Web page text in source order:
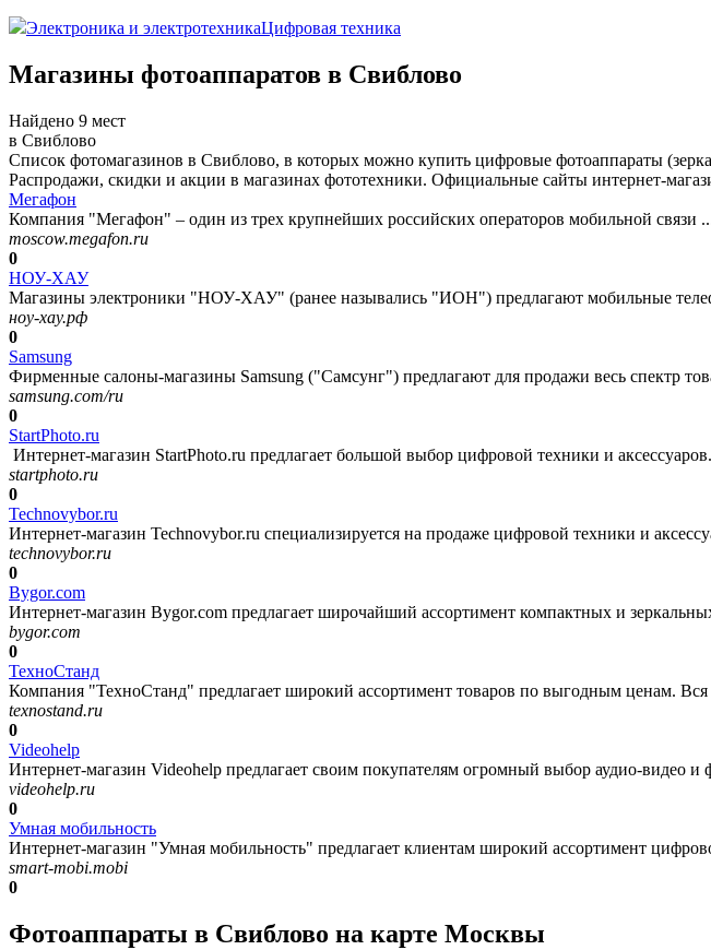
Электроника и электротехникаЦифровая техника
Магазины фотоаппаратов в Свиблово
Найдено 9 мест
в Свиблово
Список фотомагазинов в Свиблово, в которых можно купить цифровые фотоаппараты
Распродажи, скидки и акции в магазинах фототехники. Официальные сайты интернет-
Мегафон
Компания "Мегафон" – один из трех крупнейших российских операторов мобильной связи
moscow.megafon.ru
0
НОУ-ХАУ
Магазины электроники "НОУ-ХАУ" (ранее назывались "ИОН") предлагают мобильные
ноу-хау.рф
0
Samsung
Фирменные салоны-магазины Samsung ("Самсунг") предлагают для продажи весь спектр
samsung.com/ru
0
StartPhoto.ru
Интернет-магазин StartPhoto.ru предлагает большой выбор цифровой техники и
startphoto.ru
0
Technovybor.ru
Интернет-магазин Technovybor.ru специализируется на продаже цифровой техники и
technovybor.ru
0
Bygor.com
Интернет-магазин Bygor.com предлагает широчайший ассортимент компактных и
bygor.com
0
ТехноСтанд
Компания "ТехноСтанд" предлагает широкий ассортимент товаров по выгодным ценам. Вся
texnostand.ru
0
Videohelp
Интернет-магазин Videohelp предлагает своим покупателям огромный выбор аудио-видео и
videohelp.ru
0
Умная мобильность
Интернет-магазин "Умная мобильность" предлагает клиентам широкий ассортимент
smart-mobi.mobi
0
Фотоаппараты в Свиблово на карте Москвы